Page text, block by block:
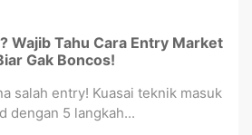
Wajib Tahu Cara Entry Market
Gak Boncos!
salah entry! Kuasai teknik masuk
dengan 5 langkah...